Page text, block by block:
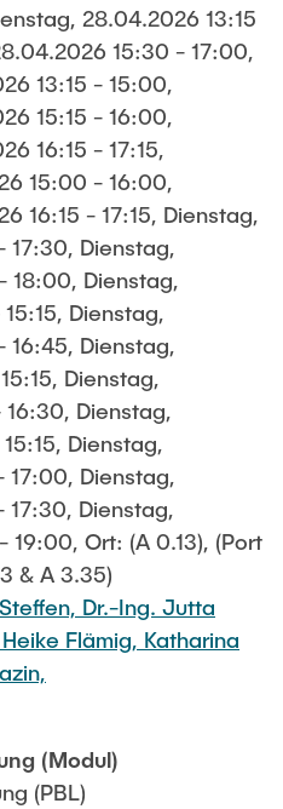
28.04.2026 13:15
15:30 - 17:00,
13:15 - 15:00,
15:15 - 16:00,
16:15 - 17:15,
15:00 - 16:00,
16:15 - 17:15, Dienstag,
Dienstag,
18:00, Dienstag,
Dienstag,
Dienstag,
Dienstag,
Dienstag,
Dienstag,
Dienstag,
Dienstag,
Ort: (A 0.13), (Port
& A 3.35)
Dr.-Ing. Jutta
Flämig, Katharina
(Modul)
(PBL)